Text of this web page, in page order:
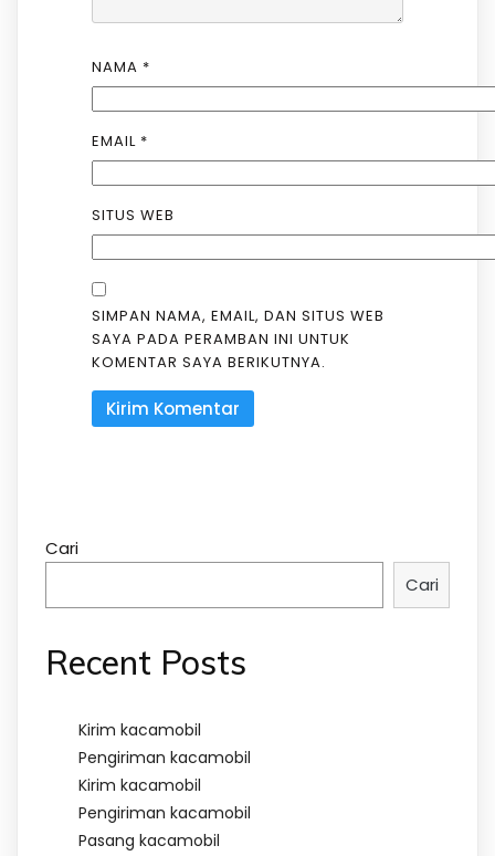
NAMA *
EMAIL *
SITUS WEB
SIMPAN NAMA, EMAIL, DAN SITUS WEB
SAYA PADA PERAMBAN INI UNTUK
KOMENTAR SAYA BERIKUTNYA.
Cari
Cari
Recent Posts
Kirim kacamobil
Pengiriman kacamobil
Kirim kacamobil
Pengiriman kacamobil
Pasang kacamobil